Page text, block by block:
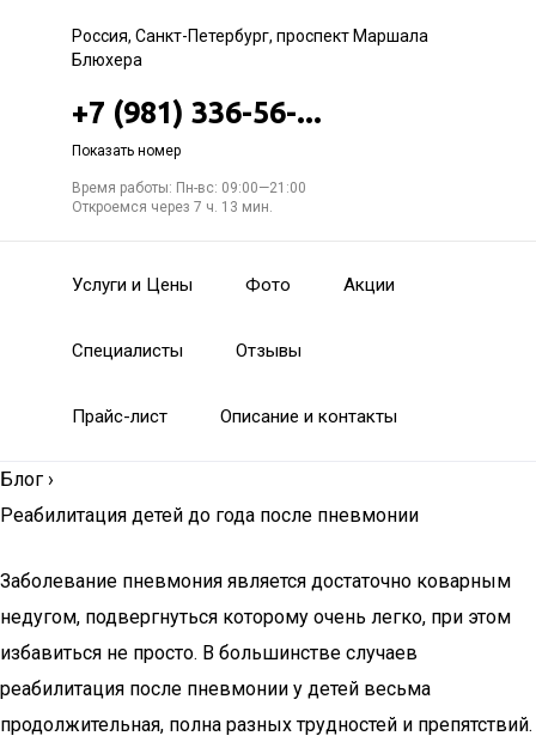
Россия, Санкт-Петербург, проспект Маршала
Блюхера
+7 (981) 336-56-...
Показать номер
Время работы: Пн-вс: 09:00—21:00
Откроемся через 7 ч. 13 мин.
Услуги и Цены Фото Акции
Специалисты Отзывы
Прайс-лист Описание и контакты
Блог ›
Реабилитация детей до года после пневмонии
Заболевание пневмония является достаточно коварным
недугом, подвергнуться которому очень легко, при этом
избавиться не просто. В большинстве случаев
реабилитация после пневмонии у детей весьма
продолжительная, полна разных трудностей и препятствий.